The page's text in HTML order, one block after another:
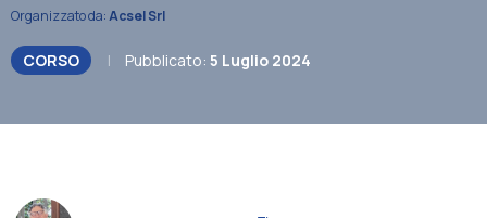
Organizzato da:Acsel Srl
CORSO | Pubblicato: 5 Luglio 2024